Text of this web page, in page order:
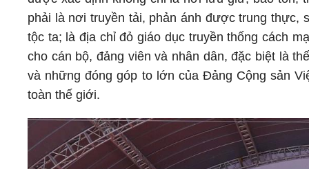
phải là nơi truyền tải, phản ánh được trung thực,
tộc ta; là địa chỉ đỏ giáo dục truyền thống cách
cho cán bộ, đảng viên và nhân dân, đặc biệt là
và những đóng góp to lớn của Đảng Cộng sản
toàn thế giới.